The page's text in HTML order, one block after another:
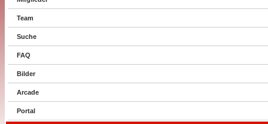
Team
Suche
FAQ
Bilder
Arcade
Portal